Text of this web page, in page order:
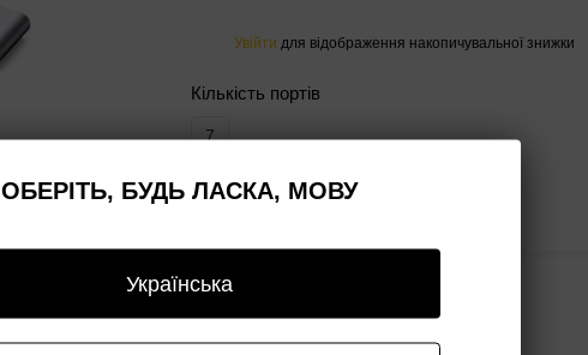
Увійти для відображення накопичувальної знижки
Кількість портів
7
Гарантія
ОБЕРІТЬ, БУДЬ ЛАСКА, МОВУ
Українська